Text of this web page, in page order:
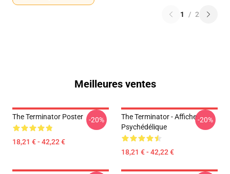
1 / 2
Meilleures ventes
The Terminator Poster
18,21 € - 42,22 €
-20%
The Terminator - Affiche
Psychédélique
18,21 € - 42,22 €
-20%